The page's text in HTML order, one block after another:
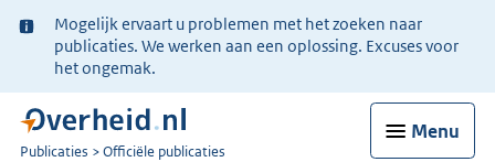
Ter
informatie:
Mogelijk ervaart u problemen met het zoeken naar
publicaties. We werken aan een oplossing. Excuses voor
het ongemak.
Menu
U
Publicaties Officiële publicaties